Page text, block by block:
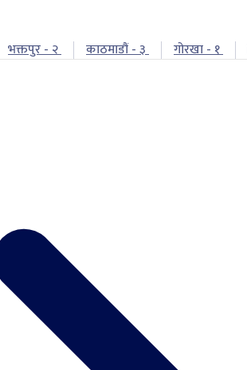
भक्तपुर - २ काठमाडौं - ३ गोरखा - १